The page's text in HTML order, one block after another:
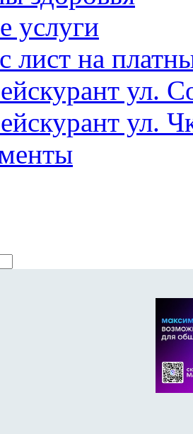
услуги
лист на
ул.
ул.